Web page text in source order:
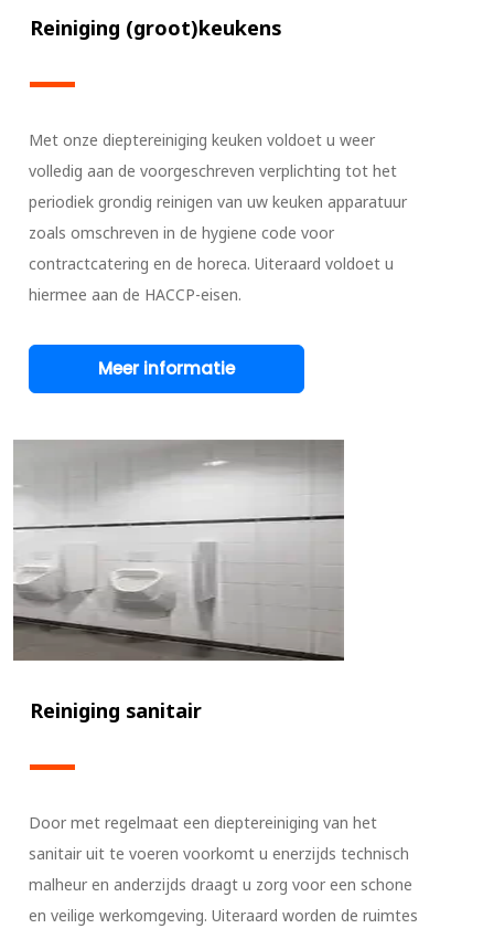
Reiniging (groot)keukens
Met onze dieptereiniging keuken voldoet u weer
volledig aan de voorgeschreven verplichting tot het
periodiek grondig reinigen van uw keuken apparatuur
zoals omschreven in de hygiene code voor
contractcatering en de horeca. Uiteraard voldoet u
hiermee aan de HACCP-eisen.
Meer informatie
Reiniging sanitair
Door met regelmaat een dieptereiniging van het
sanitair uit te voeren voorkomt u enerzijds technisch
malheur en anderzijds draagt u zorg voor een schone
en veilige werkomgeving. Uiteraard worden de ruimtes